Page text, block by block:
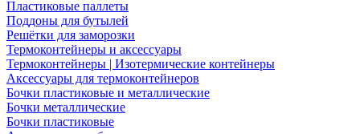
Пластиковые паллеты
Поддоны для бутылей
Решётки для заморозки
Термоконтейнеры и аксессуары
Термоконтейнеры | Изотермические контейнеры
Аксессуары для термоконтейнеров
Бочки пластиковые и металлические
Бочки металлические
Бочки пластиковые